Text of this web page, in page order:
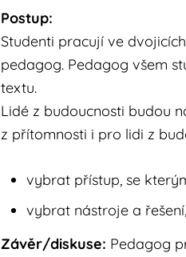
Postup:
Studenti pracují ve
pedagog. Pedagog všem
textu.
Lidé z budoucnosti budou
z přítomnosti i pro lidi z
vybrat přístup, se
vybrat nástroje a
Závěr/diskuse: Pedagog